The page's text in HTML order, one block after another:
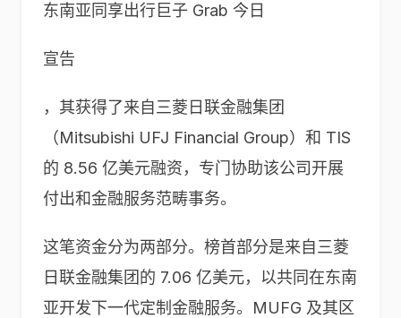
东南亚同享出行巨子 Grab 今日
宣告
，其获得了来自三菱日联金融集团
（Mitsubishi UFJ Financial Group）和 TIS
的 8.56 亿美元融资，专门协助该公司开展
付出和金融服务范畴事务。
这笔资金分为两部分。榜首部分是来自三菱
日联金融集团的 7.06 亿美元，以共同在东南
亚开发下一代定制金融服务。MUFG 及其区